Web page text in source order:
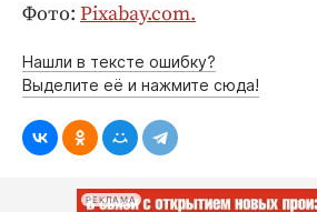
Фото: Pixabay.com.
Нашли в тексте ошибку?
Выделите её и нажмите сюда!
РЕКЛАМА